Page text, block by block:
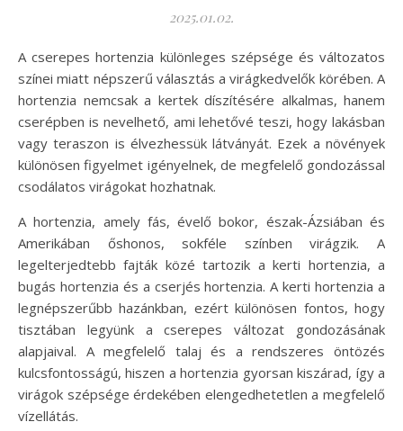
2025.01.02.
A cserepes hortenzia különleges szépsége és változatos
színei miatt népszerű választás a virágkedvelők körében. A
hortenzia nemcsak a kertek díszítésére alkalmas, hanem
cserépben is nevelhető, ami lehetővé teszi, hogy lakásban
vagy teraszon is élvezhessük látványát. Ezek a növények
különösen figyelmet igényelnek, de megfelelő gondozással
csodálatos virágokat hozhatnak.
A hortenzia, amely fás, évelő bokor, észak-Ázsiában és
Amerikában őshonos, sokféle színben virágzik. A
legelterjedtebb fajták közé tartozik a kerti hortenzia, a
bugás hortenzia és a cserjés hortenzia. A kerti hortenzia a
legnépszerűbb hazánkban, ezért különösen fontos, hogy
tisztában legyünk a cserepes változat gondozásának
alapjaival. A megfelelő talaj és a rendszeres öntözés
kulcsfontosságú, hiszen a hortenzia gyorsan kiszárad, így a
virágok szépsége érdekében elengedhetetlen a megfelelő
vízellátás.